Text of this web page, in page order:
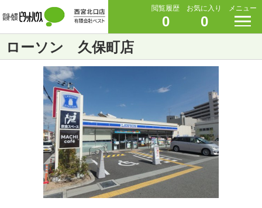
閲覧履歴
0
お気に入り
0
メニュー
ローソン 久保町店